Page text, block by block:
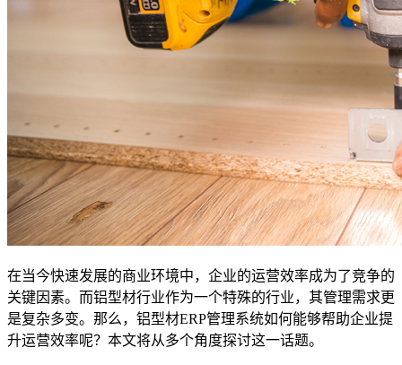
在当今快速发展的商业环境中，企业的运营效率成为了竞争的
关键因素。而铝型材行业作为一个特殊的行业，其管理需求更
是复杂多变。那么，铝型材ERP管理系统如何能够帮助企业提
升运营效率呢？本文将从多个角度探讨这一话题。